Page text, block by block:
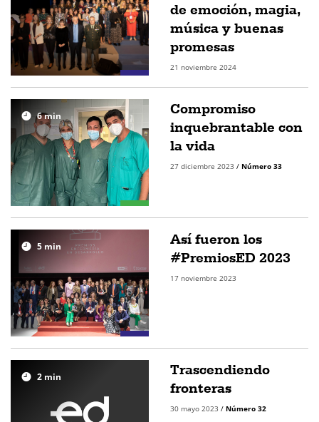
de emoción, magia,
música y buenas
promesas
21 noviembre 2024
6min
Compromiso
inquebrantable con
la vida
27 diciembre 2023 / Número 33
5 min
Así fueron los
#PremiosED 2023
17 noviembre 2023
2 min
Trascendiendo
fronteras
30 mayo 2023 / Número 32